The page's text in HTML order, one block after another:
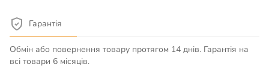
Гарантія
Обмін або повернення товару протягом 14 днів. Гарантія на
всі товари 6 місяців.